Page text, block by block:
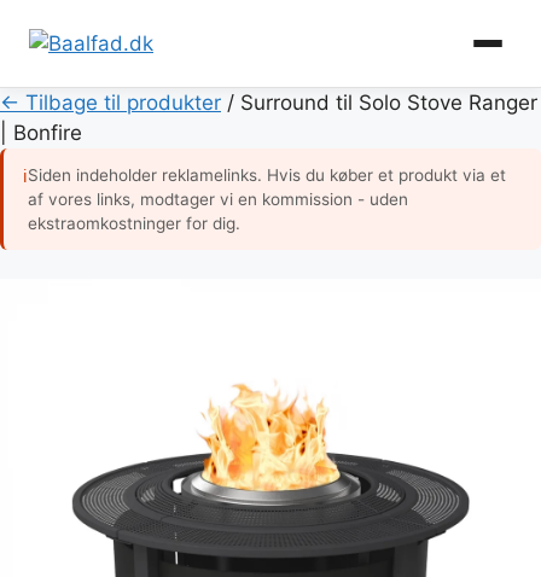
Hop
til
indhold
← Tilbage til produkter / Surround til Solo Stove Ranger
| Bonfire
ℹSiden indeholder reklamelinks. Hvis du køber et produkt via et
af vores links, modtager vi en kommission - uden
ekstraomkostninger for dig.